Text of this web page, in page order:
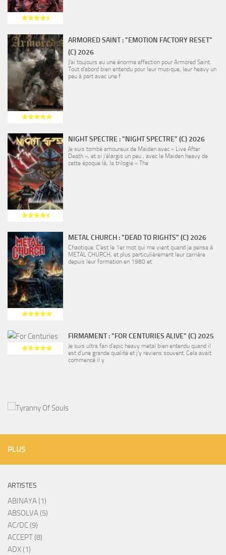
ARMORED SAINT : "EMOTION FACTORY RESET"
(C) 2026
J’ai toujours eu une énorme affection pour Armored Saint.
Tout d’abord bien entendu pour leur musique, leur heavy un
peu à part avec une f
NIGHT SPECTRE : "NIGHT SPECTRE" (C) 2026
Je suis tombé amoureux de Maiden avec « Live After
Death », et si j’élargis un peu , avec le Maiden heavy de
cette époque là, la trilogie « The
METAL CHURCH : "DEAD TO RIGHTS" (C) 2026
Chaotique. C’est le 1er mot qui me vient quand je pense à
METAL CHURCH, et plus particulièrement leur carrière
depuis leur formation en 1980 et
FIRMAMENT : "FOR CENTURIES ALIVE" (C) 2025
Je suis ultra fan d’epic heavy metal bien entendu quand il
est d’une grande qualité et j’y reviens souvent. Cela avait
commencé il y
PLUS
ARTISTES
ABINAYA (1)
ABSOLVA (5)
AC/DC (9)
ACCEPT (8)
ADX (1)